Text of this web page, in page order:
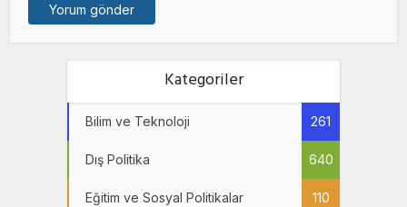
Kategoriler
Bilim ve Teknoloji 261
Dış Politika 640
Eğitim ve Sosyal Politikalar 110